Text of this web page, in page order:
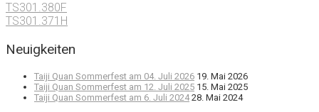
TS301.380F
TS301.371H
Neuigkeiten
Taiji Quan Sommerfest am 04. Juli 2026 19. Mai 2026
Taiji Quan Sommerfest am 12. Juli 2025 15. Mai 2025
Taiji Quan Sommerfest am 6. Juli 2024 28. Mai 2024